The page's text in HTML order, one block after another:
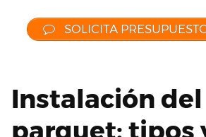
SOLICITA
Instalación del
parquet: tipos